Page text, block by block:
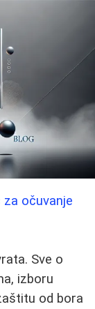
očuvanje
Sve o
izboru
od bora